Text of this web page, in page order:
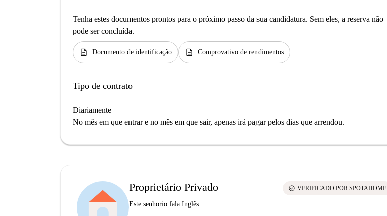
Tenha estes documentos prontos para o próximo passo da sua candidatura. Sem eles, a reserva não
pode ser concluída.
description Documento de identificação description Comprovativo de rendimentos
Tipo de contrato
Diariamente
No mês em que entrar e no mês em que sair, apenas irá pagar pelos dias que arrendou.
Proprietário Privado
Este senhorio fala Inglês
check_circle VERIFICADO POR SPOTAHOME